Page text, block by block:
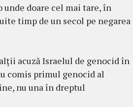
doare cel mai tare, în
timp de un secol pe negarea
acuză Israelul de genocid în
comis primul genocid al
nu una în dreptul